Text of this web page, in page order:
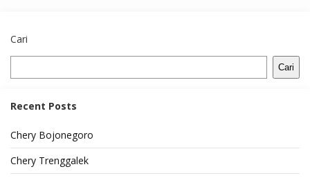
Cari
Cari
Recent Posts
Chery Bojonegoro
Chery Trenggalek